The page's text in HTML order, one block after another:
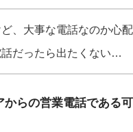
、大事な電話なのか心
だったら出たくない…
らの営業電話である